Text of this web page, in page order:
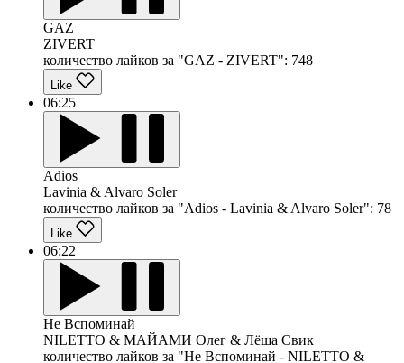
GAZ
ZIVERT
количество лайков за "GAZ - ZIVERT": 748
Like
06:25
Adios
Lavinia & Alvaro Soler
количество лайков за "Adios - Lavinia & Alvaro Soler": 78
Like
06:22
Не Вспоминай
NILETTO & МАЙАМИ Олег & Лёша Свик
количество лайков за "Не Вспоминай - NILETTO &